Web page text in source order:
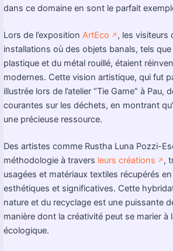
dans ce domaine en sont le parfait
Lors de l’exposition ArtEco ↗️ , les visiteurs
installations où des objets banals, tels
plastique et du métal rouillé, étaient
modernes. Cette vision artistique, qui fut
illustrée lors de l’atelier “Tie Game” à Pau,
courantes sur les déchets, en montrant
une précieuse ressource.
Des artistes comme Rustha Luna Pozzi-
méthodologie à travers leurs créations ↗️ ,
usagées et matériaux textiles récupérés
esthétiques et significatives. Cette
nature et du recyclage est une puissante
manière dont la créativité peut se marier à
écologique.